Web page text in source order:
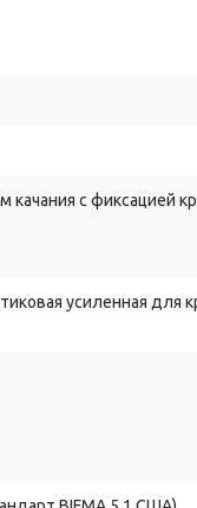
качания с фиксацией
усиленная для